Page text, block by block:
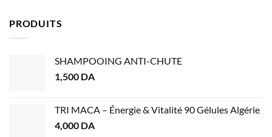
PRODUITS
SHAMPOOING ANTI-CHUTE
1,500 DA
TRI MACA – Énergie & Vitalité 90 Gélules Algérie
4,000 DA